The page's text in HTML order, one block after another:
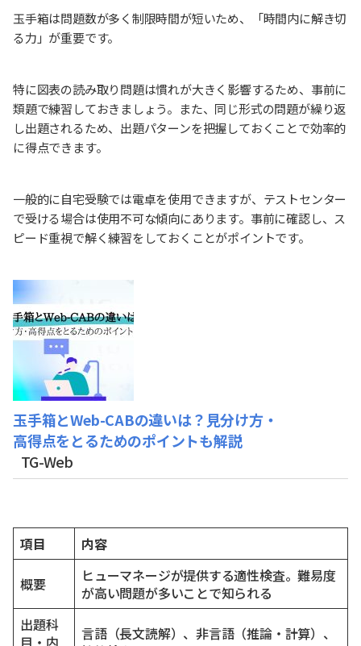
玉手箱は問題数が多く制限時間が短いため、「時間内に解き切
る力」が重要です。
特に図表の読み取り問題は慣れが大きく影響するため、事前に
類題で練習しておきましょう。また、同じ形式の問題が繰り返
し出題されるため、出題パターンを把握しておくことで効率的
に得点できます。
一般的に自宅受験では電卓を使用できますが、テストセンター
で受ける場合は使用不可な傾向にあります。事前に確認し、ス
ピード重視で解く練習をしておくことがポイントです。
玉手箱とWeb-CABの違いは？見分け方・
高得点をとるためのポイントも解説
TG-Web
項目 内容
概要
ヒューマネージが提供する適性検査。難易度
が高い問題が多いことで知られる
出題科
目・内
言語（長文読解）、非言語（推論・計算）、